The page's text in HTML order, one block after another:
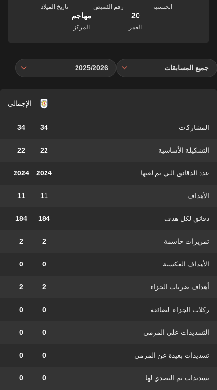
الجنسية رقم القميص تاريخ الميلاد
20
العمر
مهاجم
المركز
جميع المسابقات 2025/2026
الإجمالي
المشاركات 34
34
التشكيلة الأساسية 22
22
عدد الدقائق التي تم لعبها 2024
2024
الأهداف 11
11
دقائق لكل هدف 184
184
تمريرات حاسمة 2
2
الأهداف العكسية 0
0
أهداف ضربات الجزاء 2
2
ركلات الجزاء الضائعة 0
0
التسديدات على المرمى 0
0
تسديدات بعيدة عن المرمى 0
0
تسديدات تم التصدي لها 0
0